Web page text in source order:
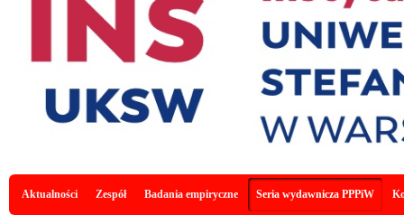
Main menu
Aktualności Zespół Badania empiryczne Seria wydawnicza PPPiW